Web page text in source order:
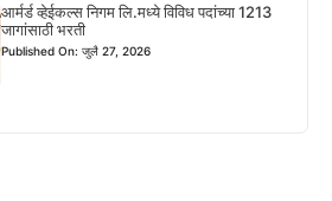
आर्मर्ड व्हेईकल्स निगम लि.मध्ये विविध पदांच्या 1213
जागांसाठी भरती
Published On: जुलै 27, 2026